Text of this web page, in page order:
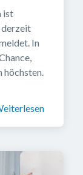
ist
derzeit
In
höchsten.